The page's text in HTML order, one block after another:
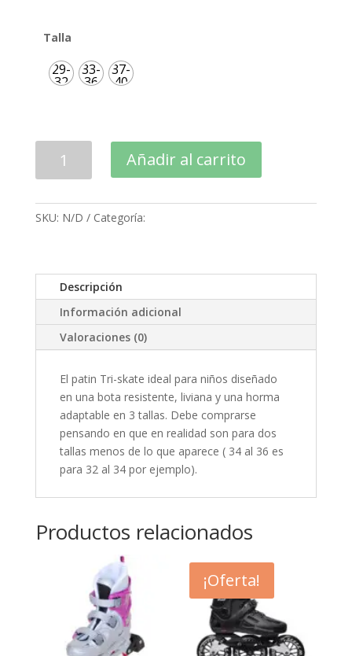
Talla
29-
32
33-
36
37-
40
Powerslide
Phuzion
Universe
cantidad
Añadir al carrito
SKU: N/D Categoría:
Descripción
Información adicional
Valoraciones (0)
El patin Tri-skate ideal para niños diseñado
en una bota resistente, liviana y una horma
adaptable en 3 tallas. Debe comprarse
pensando en que en realidad son para dos
tallas menos de lo que aparece ( 34 al 36 es
para 32 al 34 por ejemplo).
Productos relacionados
¡Oferta!